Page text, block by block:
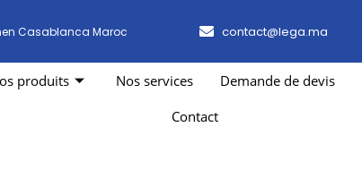
Casablanca Maroc contact@lega.ma
produits Nos services Demande de devis
Contact